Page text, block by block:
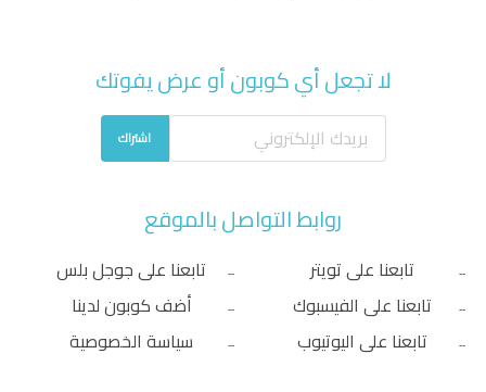
لا تجعل أي كوبون أو عرض يفوتك
اشتراك
روابط التواصل بالموقع
تابعنا على تويتر
تابعنا على الفيسبوك
تابعنا على اليوتيوب
تابعنا على جوجل بلس
أضف كوبون لدينا
سياسة الخصوصية